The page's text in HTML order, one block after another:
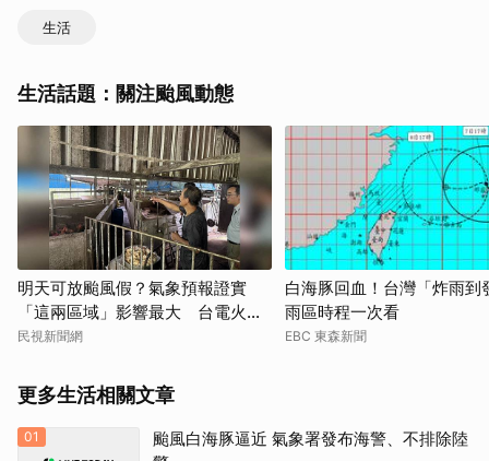
生活
生活話題：關注颱風動態
明天可放颱風假？氣象預報證實
「這兩區域」影響最大 台電火速
出擊了
民視新聞網
白海豚回血！台灣「炸雨到
雨區時程一次看
EBC 東森新聞
更多生活相關文章
01
颱風白海豚逼近 氣象署發布海警、不排除陸